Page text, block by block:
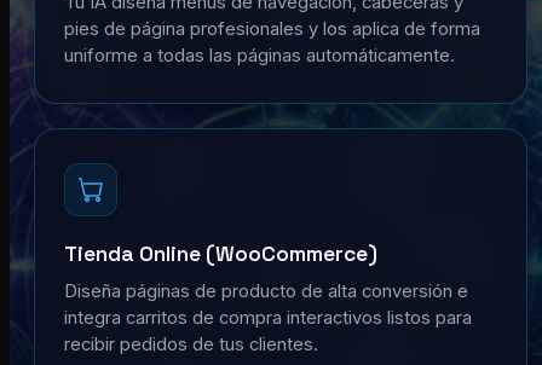
pies de página profesionales y los aplica de forma
uniforme a todas las páginas automáticamente.
Tienda Online (WooCommerce)
Diseña páginas de producto de alta conversión e
integra carritos de compra interactivos listos para
recibir pedidos de tus clientes.